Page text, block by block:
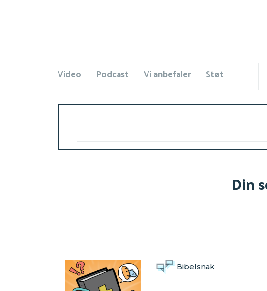
Video Podcast Vi anbefaler Støt
Din
Bibelsnak